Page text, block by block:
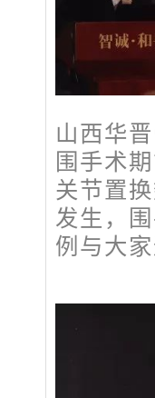
山西华
围手术
关节置
发生，
例与大